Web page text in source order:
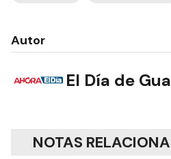
Autor
El Día de
NOTAS